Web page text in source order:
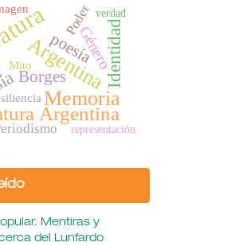
Memoria
Argentina
Argentina
Identidad
Borges
poesíaGénero
Poder
Mito
representación
verdad
Mentiras y
del Lunfardo